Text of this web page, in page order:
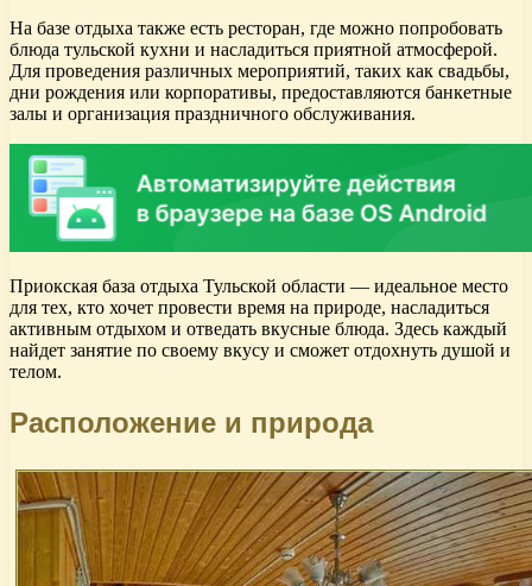
На базе отдыха также есть ресторан, где можно попробовать
блюда тульской кухни и насладиться приятной атмосферой.
Для проведения различных мероприятий, таких как свадьбы,
дни рождения или корпоративы, предоставляются банкетные
залы и организация праздничного обслуживания.
Приокская база отдыха Тульской области — идеальное место
для тех, кто хочет провести время на природе, насладиться
активным отдыхом и отведать вкусные блюда. Здесь каждый
найдет занятие по своему вкусу и сможет отдохнуть душой и
телом.
Расположение и природа